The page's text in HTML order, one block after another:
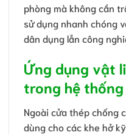
phòng mà không cần
sử dụng nhanh chóng
dân dụng lẫn công
Ứng dụng vật
trong hệ
Ngoài cửa thép chống
dùng cho các khe hở